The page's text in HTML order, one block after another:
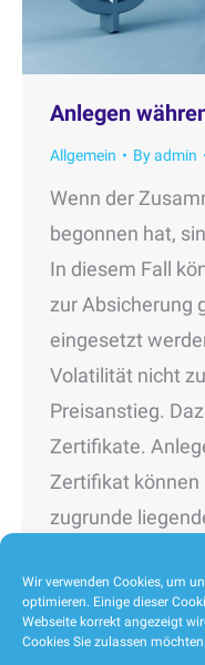
Wir verwenden Cookies, um
optimieren. Einige dieser
Webseite korrekt angezeigt
Cookies Sie zulassen möchten.
Anlegen
Allgemein Byadmin
Wenn der
begonnen hat,
In diesem Fall
zur Absicherung
eingesetzt
Volatilität nicht
Preisanstieg.
Zertifikate.
Zertifikat können
zugrunde